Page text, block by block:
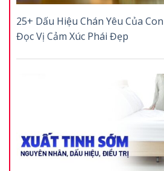
25+ Dấu Hiệu Chán Yêu Của
Đọc Vị Cảm Xúc Phái Đẹp